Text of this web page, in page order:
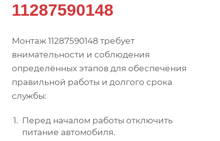
11287590148
Монтаж 11287590148 требует
внимательности и соблюдения
определённых этапов для обеспечения
правильной работы и долгого срока
службы:
Перед началом работы отключить
питание автомобиля.